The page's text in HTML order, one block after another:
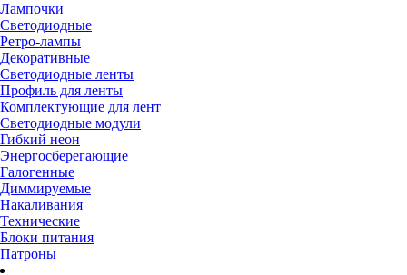
Лампочки
Светодиодные
Ретро-лампы
Декоративные
Светодиодные ленты
Профиль для ленты
Комплектующие для лент
Светодиодные модули
Гибкий неон
Энергосберегающие
Галогенные
Диммируемые
Накаливания
Технические
Блоки питания
Патроны